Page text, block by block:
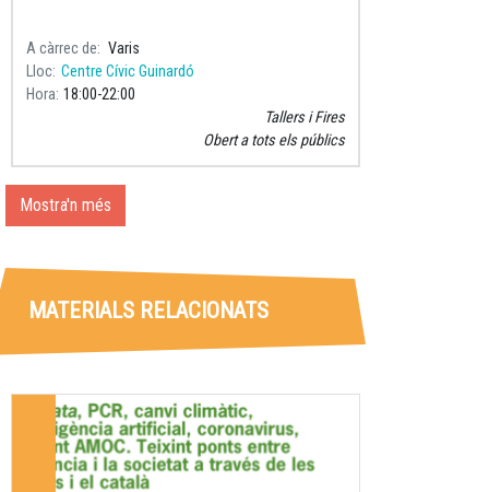
A càrrec de
Varis
Lloc Centre Cívic Guinardó
Hora 18:00 22:00
Tallers i Fires
Obert a tots els públics
Mostra'n més
MATERIALS RELACIONATS